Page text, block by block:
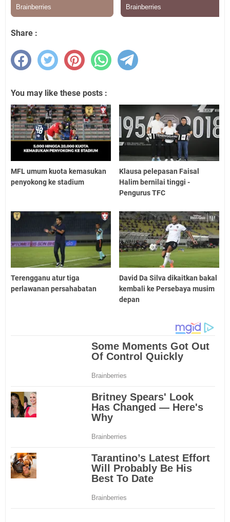
Share :
You may like these posts :
MFL umum kuota kemasukan
penyokong ke stadium
Klausa pelepasan Faisal
Halim bernilai tinggi -
Pengurus TFC
Terengganu atur tiga
perlawanan persahabatan
David Da Silva dikaitkan bakal
kembali ke Persebaya musim
depan